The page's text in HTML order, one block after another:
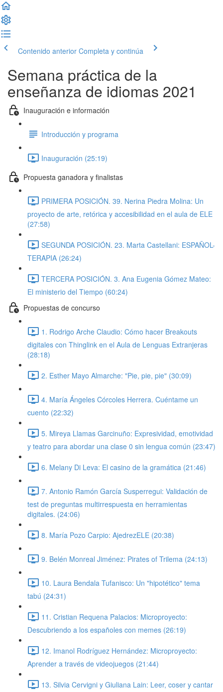
Contenido anterior Completa y continúa
Semana práctica de la
enseñanza de idiomas 2021
Inauguración e información
Introducción y programa
Inauguración (25:19)
Propuesta ganadora y finalistas
PRIMERA POSICIÓN. 39. Nerina Piedra Molina: Un
proyecto de arte, retórica y accesibilidad en el aula de ELE
(27:58)
SEGUNDA POSICIÓN. 23. Marta Castellani: ESPAÑOL-
TERAPIA (26:24)
TERCERA POSICIÓN. 3. Ana Eugenia Gómez Mateo:
El ministerio del Tiempo (60:24)
Propuestas de concurso
1. Rodrigo Arche Claudio: Cómo hacer Breakouts
digitales con Thinglink en el Aula de Lenguas Extranjeras
(28:18)
2. Esther Mayo Almarche: "Pie, pie, pie" (30:09)
4. María Ángeles Córcoles Herrera. Cuéntame un
cuento (22:32)
5. Mireya Llamas Garcinuño: Expresividad, emotividad
y teatro para abordar una clase 0 sin lengua común (23:47)
6. Melany Di Leva: El casino de la gramática (21:46)
7. Antonio Ramón García Susperregui: Validación de
test de preguntas multirrespuesta en herramientas
digitales. (24:06)
8. María Pozo Carpio: AjedrezELE (20:38)
9. Belén Monreal Jiménez: Pirates of Trilema (24:13)
10. Laura Bendala Tufanisco: Un "hipotético" tema
tabú (24:31)
11. Cristian Requena Palacios: Microproyecto:
Descubriendo a los españoles con memes (26:19)
12. Imanol Rodríguez Hernández: Microproyecto:
Aprender a través de videojuegos (21:44)
13. Silvia Cervigni y Giuliana Lain: Leer, coser y cantar